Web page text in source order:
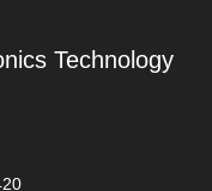
Technology